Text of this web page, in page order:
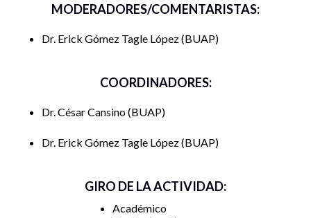
TERCERA PARTE: CONTENIDOS DE LA REFORMA
Elección popular de los jueces
MODERADORES/COMENTARISTAS:
Dr. Erick Gómez Tagle López BUAP
COORDINADORES:
Dr. César Cansino BUAP
Dr. Erick Gómez Tagle López BUAP
GIRO DE LA ACTIVIDAD:
Académico